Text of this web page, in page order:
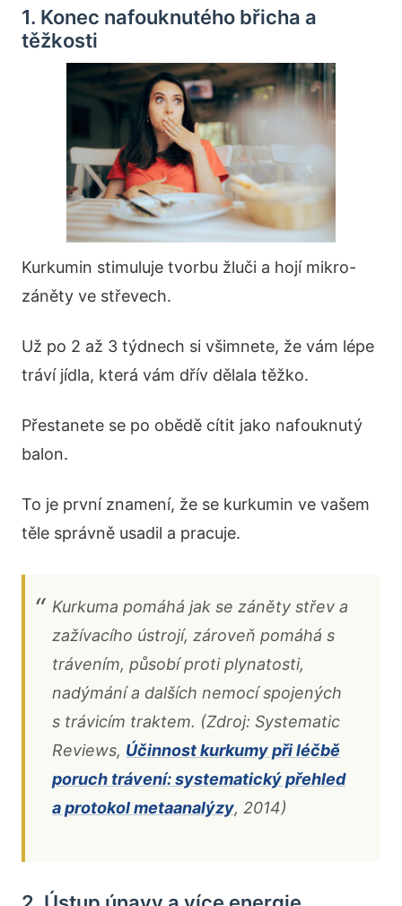
1. Konec nafouknutého břicha a
těžkosti
Kurkumin stimuluje tvorbu žluči a hojí mikro-
záněty ve střevech.
Už po 2 až 3 týdnech si všimnete, že vám lépe
tráví jídla, která vám dřív dělala těžko.
Přestanete se po obědě cítit jako nafouknutý
balon.
To je první znamení, že se kurkumin ve vašem
těle správně usadil a pracuje.
Kurkuma pomáhá jak se záněty střev a
zažívacího ústrojí, zároveň pomáhá s
trávením, působí proti plynatosti,
nadýmání a dalších nemocí spojených
s trávicím traktem. (Zdroj: Systematic
Reviews, Účinnost kurkumy při léčbě
poruch trávení: systematický přehled
a protokol metaanalýzy, 2014)